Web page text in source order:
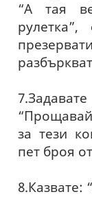
“А тая
за тези
пет броя
8.Казвате: